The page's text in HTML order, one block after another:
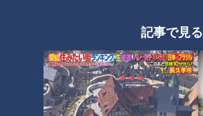
記事で見る
宮城県松島の遊覧船で地名しり
とり相手探し！「い」で出たの